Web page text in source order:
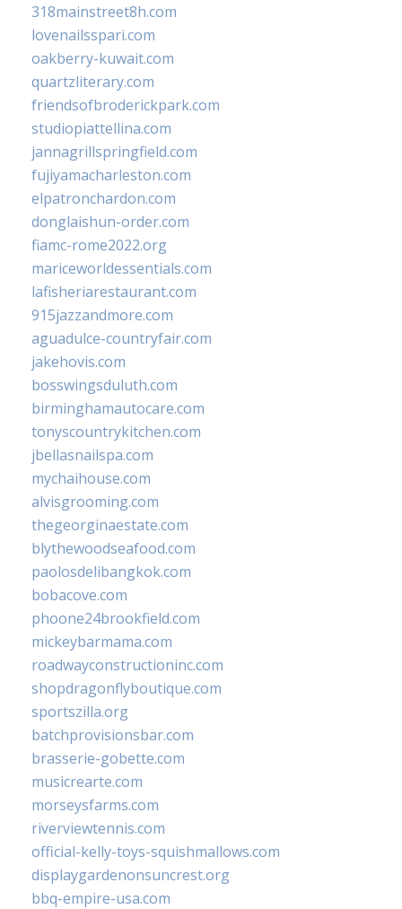
318mainstreet8h.com
lovenailsspari.com
oakberry-kuwait.com
quartzliterary.com
friendsofbroderickpark.com
studiopiattellina.com
jannagrillspringfield.com
fujiyamacharleston.com
elpatronchardon.com
donglaishun-order.com
fiamc-rome2022.org
mariceworldessentials.com
lafisheriarestaurant.com
915jazzandmore.com
aguadulce-countryfair.com
jakehovis.com
bosswingsduluth.com
birminghamautocare.com
tonyscountrykitchen.com
jbellasnailspa.com
mychaihouse.com
alvisgrooming.com
thegeorginaestate.com
blythewoodseafood.com
paolosdelibangkok.com
bobacove.com
phoone24brookfield.com
mickeybarmama.com
roadwayconstructioninc.com
shopdragonflyboutique.com
sportszilla.org
batchprovisionsbar.com
brasserie-gobette.com
musicrearte.com
morseysfarms.com
riverviewtennis.com
official-kelly-toys-squishmallows.com
displaygardenonsuncrest.org
bbq-empire-usa.com